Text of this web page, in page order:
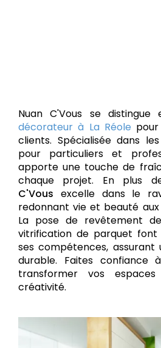
Nuan C'Vous se
décorateur à La Réole
clients. Spécialisée dans
pour particuliers et
apporte une touche de
chaque projet. En plus
C'Vous excelle dans le
redonnant vie et beauté
La pose de revêtement
vitrification de parquet
ses compétences,
durable. Faites confiance à
transformer vos
créativité.